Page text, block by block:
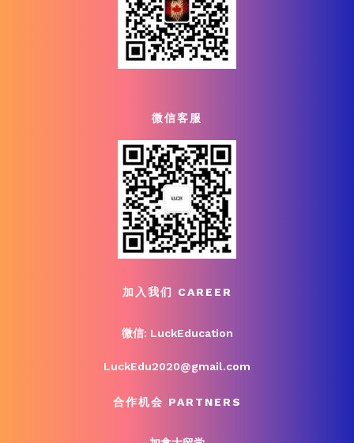
微信客服
加入我们 CAREER
微信: LuckEducation
LuckEdu2020@gmail.com
合作机会 PARTNERS